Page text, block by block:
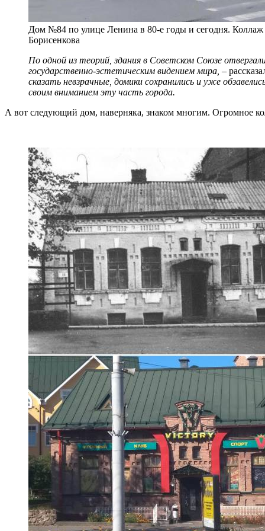
Дом №84 по улице Ленина в 80-е годы и сегодня.
Борисенкова
По одной из теорий, здания в Советском Союзе
государственно-эстетическим видением мира, –
сказать невзрачные, домики сохранились и уже
своим вниманием эту часть города.
А вот следующий дом, наверняка, знаком многим. Огромное